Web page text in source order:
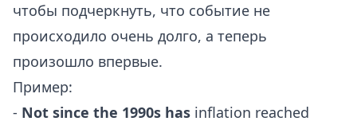
чтобы подчеркнуть, что событие не
происходило очень долго, а теперь
произошло впервые.
Пример:
- Not since the 1990s has inflation reached